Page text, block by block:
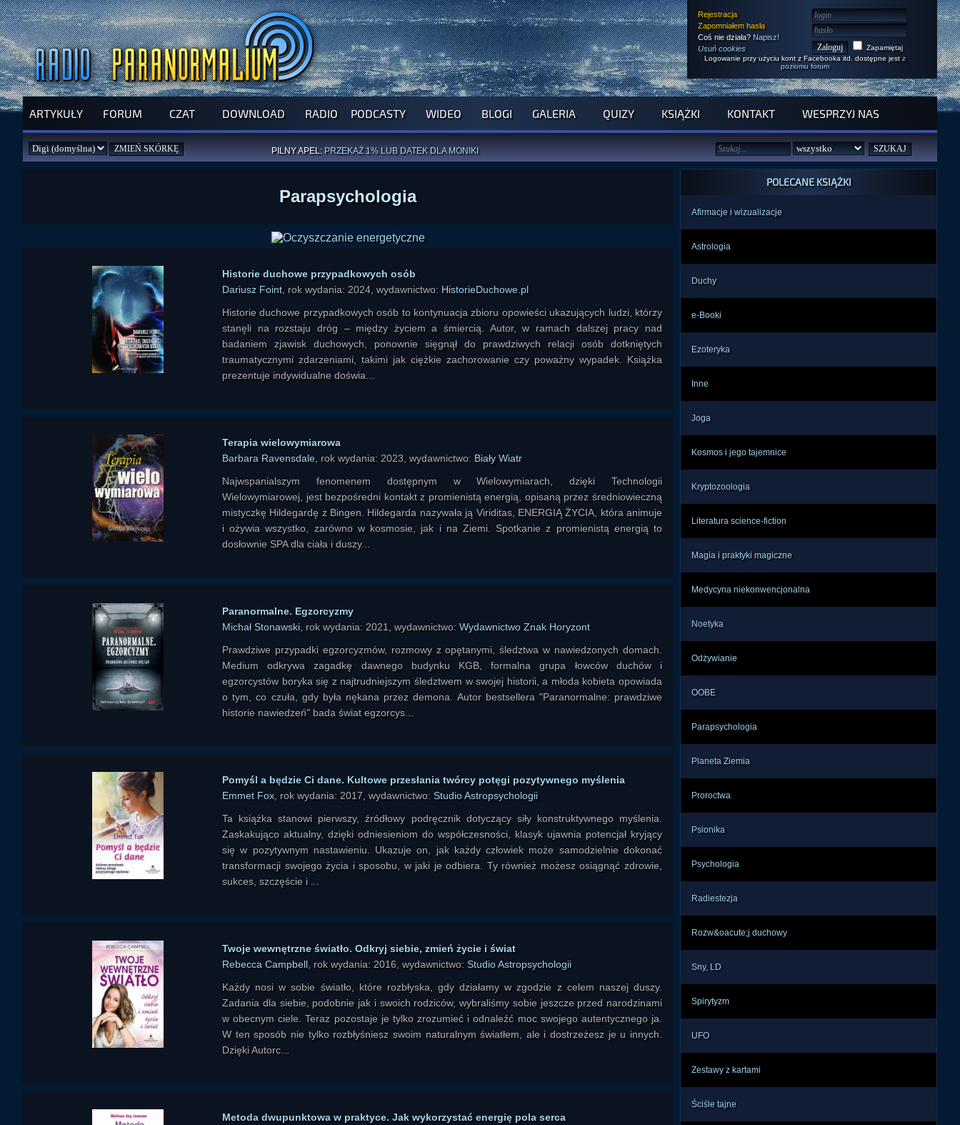
Rejestracja
Zapomniałem hasła
Coś nie działa? Napisz!
Usuń cookies
Zapamiętaj
Logowanie przy użyciu kont z Facebooka itd. dostępne jest z
poziomu forum
ARTYKUŁY FORUM CZAT DOWNLOAD RADIO PODCASTY WIDEO BLOGI GALERIA QUIZY KSIĄŻKI KONTAKT WESPRZYJ NAS
SPRAWDŹ PROGRAM NA NAJBLIŻSZY TYDZIEŃ
JUŻ DZIŚ WYPRÓBUJ NASZE OFICJALNE APLIKACJE
PILNY APEL: PRZEKAŻ 1% LUB DATEK DLA MONIKI
NOWE KSIĄŻKI AUTORSTWAA. MIAZGIID. TRELI
Parapsychologia
Historie duchowe przypadkowych osób
Dariusz Foint , rok wydania: 2024, wydawnictwo: HistorieDuchowe.pl
Historie duchowe przypadkowych osób to kontynuacja zbioru opowieści ukazujących ludzi, którzy
stanęli na rozstaju dróg – między życiem a śmiercią. Autor, w ramach dalszej pracy nad
badaniem zjawisk duchowych, ponownie sięgnął do prawdziwych relacji osób dotkniętych
traumatycznymi zdarzeniami, takimi jak ciężkie zachorowanie czy poważny wypadek. Książka
prezentuje indywidualne doświa...
Terapia wielowymiarowa
Barbara Ravensdale , rok wydania: 2023, wydawnictwo: Biały Wiatr
Najwspanialszym fenomenem dostępnym w Wielowymiarach, dzięki Technologii
Wielowymiarowej, jest bezpośredni kontakt z promienistą energią, opisaną przez średniowieczną
mistyczkę Hildegardę z Bingen. Hildegarda nazywała ją Viriditas, ENERGIĄ ŻYCIA, która animuje
i ożywia wszystko, zarówno w kosmosie, jak i na Ziemi. Spotkanie z promienistą energią to
dosłownie SPA dla ciała i duszy...
Paranormalne. Egzorcyzmy
Michał Stonawski , rok wydania: 2021, wydawnictwo: Wydawnictwo Znak Horyzont
Prawdziwe przypadki egzorcyzmów, rozmowy z opętanymi, śledztwa w nawiedzonych domach.
Medium odkrywa zagadkę dawnego budynku KGB, formalna grupa łowców duchów i
egzorcystów boryka się z najtrudniejszym śledztwem w swojej historii, a młoda kobieta opowiada
o tym, co czuła, gdy była nękana przez demona. Autor bestsellera "Paranormalne: prawdziwe
historie nawiedzeń" bada świat egzorcys...
Pomyśl a będzie Ci dane. Kultowe przesłania twórcy potęgi pozytywnego myślenia
Emmet Fox , rok wydania: 2017, wydawnictwo: Studio Astropsychologii
Ta książka stanowi pierwszy, źródłowy podręcznik dotyczący siły konstruktywnego myślenia.
Zaskakująco aktualny, dzięki odniesieniom do współczesności, klasyk ujawnia potencjał kryjący
się w pozytywnym nastawieniu. Ukazuje on, jak każdy człowiek może samodzielnie dokonać
transformacji swojego życia i sposobu, w jaki je odbiera. Ty również możesz osiągnąć zdrowie,
sukces, szczęście i ...
Twoje wewnętrzne światło. Odkryj siebie, zmień życie i świat
Rebecca Campbell , rok wydania: 2016, wydawnictwo: Studio Astropsychologii
Każdy nosi w sobie światło, które rozbłyska, gdy działamy w zgodzie z celem naszej duszy.
Zadania dla siebie, podobnie jak i swoich rodziców, wybraliśmy sobie jeszcze przed narodzinami
w obecnym ciele. Teraz pozostaje je tylko zrozumieć i odnaleźć moc swojego autentycznego ja.
W ten sposób nie tylko rozbłyśniesz swoim naturalnym światłem, ale i dostrzeżesz je u innych.
Dzięki Autorc...
Metoda dwupunktowa w praktyce. Jak wykorzystać energię pola serca
POLECANE KSIĄŻKI
Afirmacje i wizualizacje
Astrologia
Duchy
e-Booki
Ezoteryka
Inne
Joga
Kosmos i jego tajemnice
Kryptozoologia
Literatura science-fiction
Magia i praktyki magiczne
Medycyna niekonwencjonalna
Noetyka
Odżywianie
OOBE
Parapsychologia
Planeta Ziemia
Proroctwa
Psionika
Psychologia
Radiestezja
Rozw&oacute;j duchowy
Sny, LD
Spirytyzm
UFO
Zestawy z kartami
Ściśle tajne